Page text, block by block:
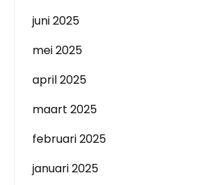
juni 2025
mei 2025
april 2025
maart 2025
februari 2025
januari 2025